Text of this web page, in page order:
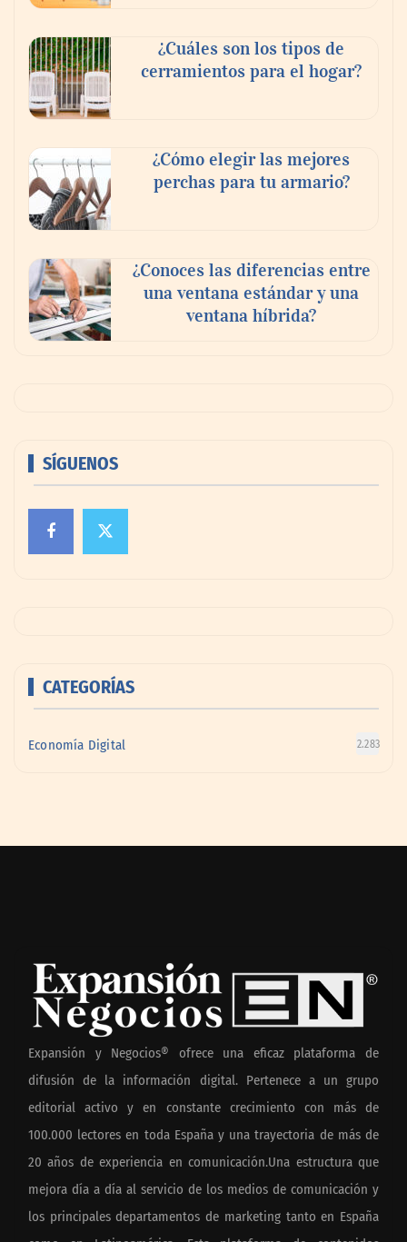
¿Cuáles son los tipos de
cerramientos para el hogar?
¿Cómo elegir las mejores
perchas para tu armario?
¿Conoces las diferencias entre
una ventana estándar y una
ventana híbrida?
SÍGUENOS
CATEGORÍAS
Economía Digital 2.283
Expansión y Negocios® ofrece una eficaz plataforma de
difusión de la información digital. Pertenece a un grupo
editorial activo y en constante crecimiento con más de
100.000 lectores en toda España y una trayectoria de más de
20 años de experiencia en comunicación.Una estructura que
mejora día a día al servicio de los medios de comunicación y
los principales departamentos de marketing tanto en España